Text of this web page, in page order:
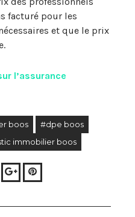
facturé pour les
et que le prix
l’assurance
boos
#dpe boos
immobilier boos
Google+Pinterest